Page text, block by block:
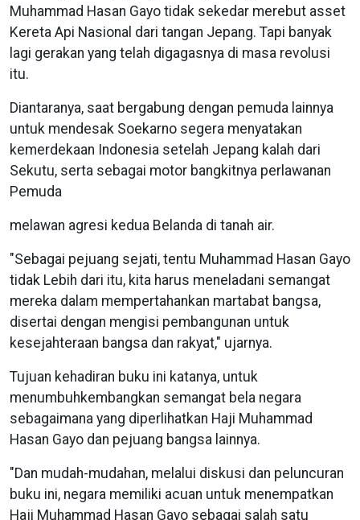
Muhammad Hasan Gayo tidak sekedar merebut asset
Kereta Api Nasional dari tangan Jepang. Tapi banyak
lagi gerakan yang telah digagasnya di masa revolusi
itu.
Diantaranya, saat bergabung dengan pemuda lainnya
untuk mendesak Soekarno segera menyatakan
kemerdekaan Indonesia setelah Jepang kalah dari
Sekutu, serta sebagai motor bangkitnya perlawanan
Pemuda
melawan agresi kedua Belanda di tanah air.
"Sebagai pejuang sejati, tentu Muhammad Hasan Gayo
tidak Lebih dari itu, kita harus meneladani semangat
mereka dalam mempertahankan martabat bangsa,
disertai dengan mengisi pembangunan untuk
kesejahteraan bangsa dan rakyat," ujarnya.
Tujuan kehadiran buku ini katanya, untuk
menumbuhkembangkan semangat bela negara
sebagaimana yang diperlihatkan Haji Muhammad
Hasan Gayo dan pejuang bangsa lainnya.
"Dan mudah-mudahan, melalui diskusi dan peluncuran
buku ini, negara memiliki acuan untuk menempatkan
Haji Muhammad Hasan Gayo sebagai salah satu